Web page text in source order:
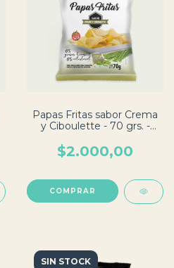
Papas Fritas sabor Crema
y Ciboulette - 70 grs. -
$2.000,00
SIN STOCK